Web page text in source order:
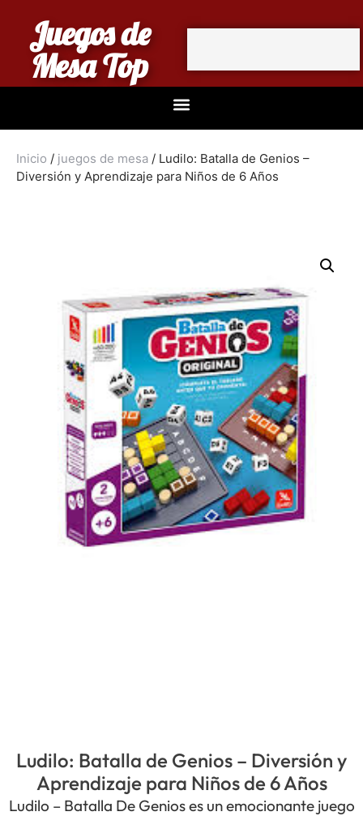
Juegos de
Mesa Top
Inicio / juegos de mesa / Ludilo: Batalla de Genios –
Diversión y Aprendizaje para Niños de 6 Años
Ludilo: Batalla de Genios – Diversión y
Aprendizaje para Niños de 6 Años
Ludilo – Batalla De Genios es un emocionante juego